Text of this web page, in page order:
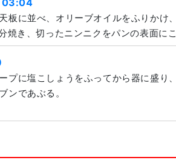
板に並べ、オリーブオイルをふりかけ
き、切ったニンニクをパンの表面にこ
プに塩こしょうをふってから器に盛り
ンであぶる。